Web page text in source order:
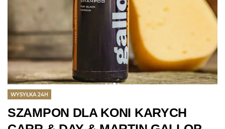
SZAMPON DLA KONI KARYCH
WYSYŁKA 24H